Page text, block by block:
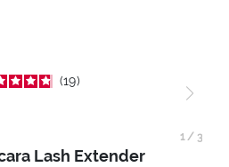
19
Lash Extender
1/ 3